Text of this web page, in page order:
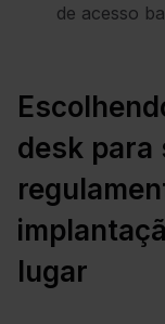
de acesso
desk para
lugar